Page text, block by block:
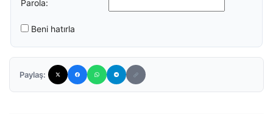
Parola:
Beni hatırla
Paylaş: